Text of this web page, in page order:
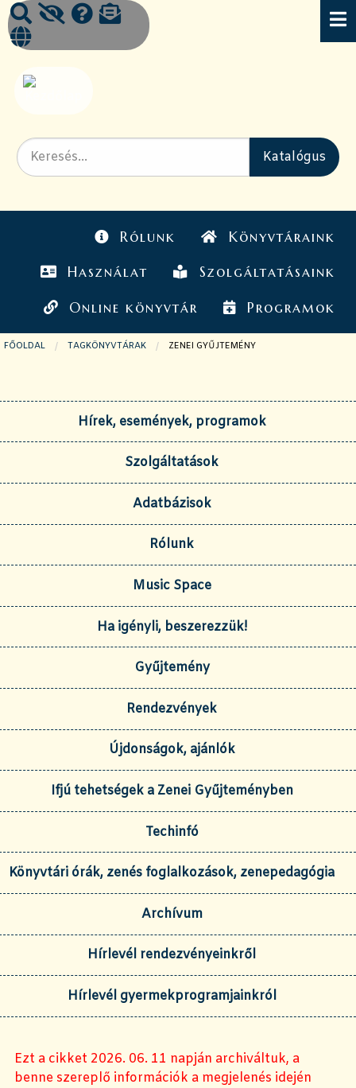
Rólunk Könyvtáraink
Használat Szolgáltatásaink
Online könyvtár Programok
FŐOLDAL TAGKÖNYVTÁRAK JELENLEGI OLDAL:
ZENEI GYŰJTEMÉNY
Hírek, események, programok
Szolgáltatások
Adatbázisok
Rólunk
Music Space
Ha igényli, beszerezzük!
Gyűjtemény
Rendezvények
Újdonságok, ajánlók
Ifjú tehetségek a Zenei Gyűjteményben
Techinfó
Könyvtári órák, zenés foglalkozások, zenepedagógia
Archívum
Hírlevél rendezvényeinkről
Hírlevél gyermekprogramjainkról
Ezt a cikket 2026. 06. 11 napján archiváltuk, a
benne szereplő információk a megjelenés idején